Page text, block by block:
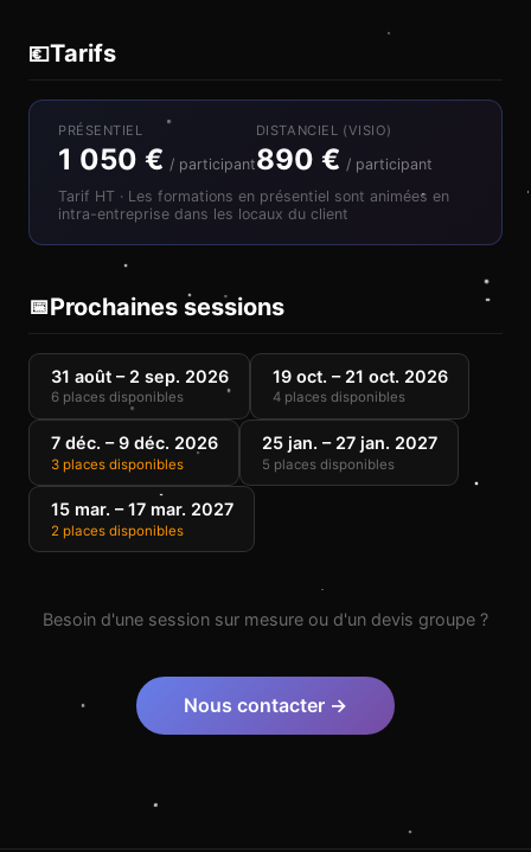
💶Tarifs
PRÉSENTIEL
1 050 € / participant
DISTANCIEL (VISIO)
890 € / participant
Tarif HT · Les formations en présentiel sont animées en
intra-entreprise dans les locaux du client
📅Prochaines sessions
31 août – 2 sep. 2026
6 places disponibles
19 oct. – 21 oct. 2026
4 places disponibles
7 déc. – 9 déc. 2026
3 places disponibles
25 jan. – 27 jan. 2027
5 places disponibles
15 mar. – 17 mar. 2027
2 places disponibles
Besoin d'une session sur mesure ou d'un devis groupe ?
Nous contacter →